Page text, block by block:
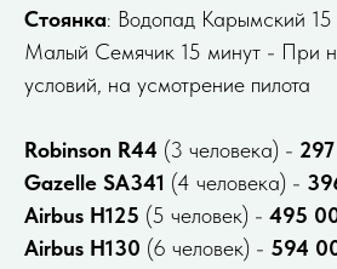
Стоянка: Водопад Карымский 15
Малый Семячик 15 минут - При
условий, на усмотрение пилота
Robinson R44 (3 человека) -
Gazelle SA341 (4 человека) -
Airbus H125 (5 человек) - 495
Airbus H130 (6 человек) - 594